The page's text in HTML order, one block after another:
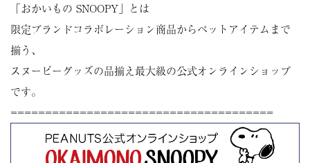
「おかいもの SNOOPY」とは
限定ブランドコラボレーション商品からペットアイテムまで
揃う、
スヌーピーグッズの品揃え最大級の公式オンラインショップ
です。
======================================